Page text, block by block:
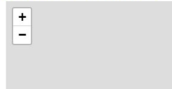
+
−